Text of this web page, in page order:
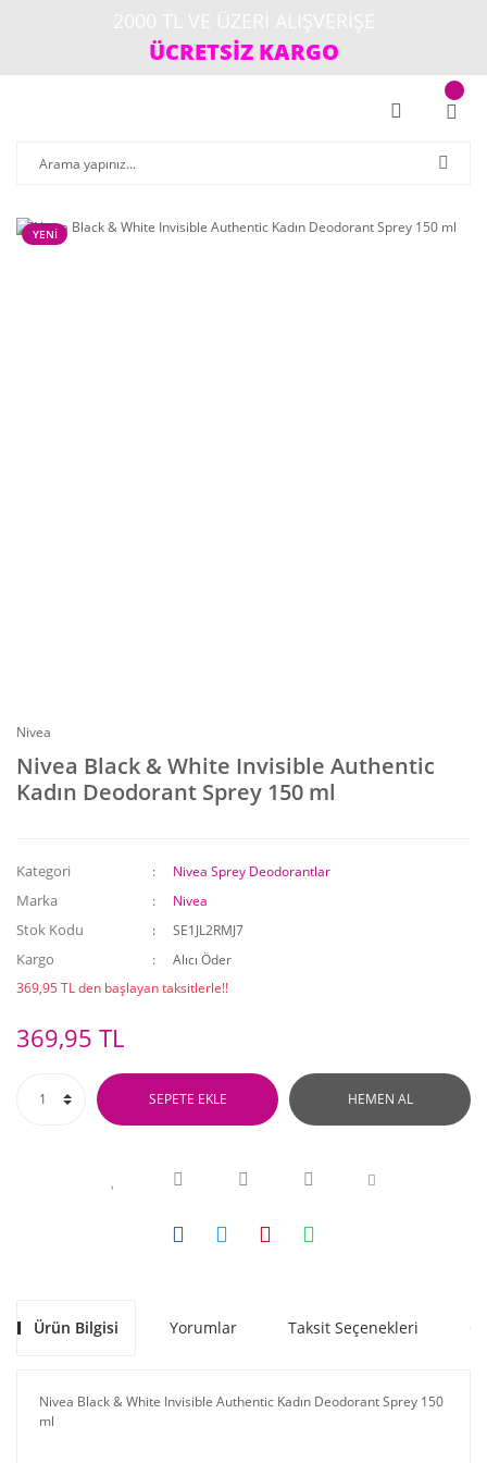
ÜCRETSİZ KARGO
YENİ
Nivea
Nivea Black & White Invisible Authentic
Kadın Deodorant Sprey 150 ml
Kategori Nivea Sprey Deodorantlar
Marka Nivea
Stok Kodu SE1JL2RMJ7
Kargo
Alıcı Öder
369,95 TL den başlayan taksitlerle!!
369,95 TL
SEPETE EKLE HEMEN AL
Ürün Bilgisi Yorumlar Taksit Seçenekleri
Nivea Black & White Invisible Authentic Kadın Deodorant Sprey 150
ml